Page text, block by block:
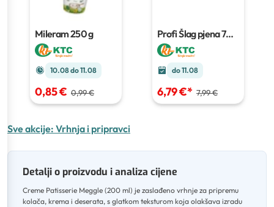
Mileram250 g
10.08 do 11.08
0,85 € 0,99 €
Profi Šlag pjena700
g
do 11.08
6,79 €* 7,99 €
Sve akcije: Vrhnja i pripravci
Detalji o proizvodu i analiza cijene
Creme Patisserie Meggle (200 ml) je zaslađeno vrhnje za pripremu
kolača, krema i deserata, s glatkom teksturom koja olakšava izradu